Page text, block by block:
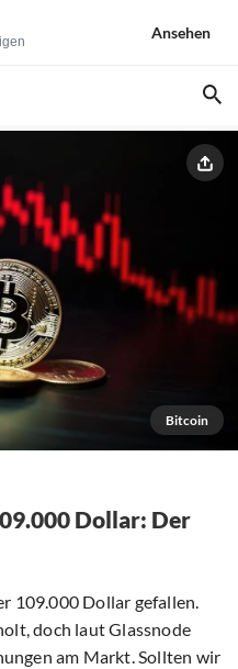
Ansehen
Bitcoin
Dollar: Der
109.000 Dollar gefallen.
doch laut Glassnode
am Markt. Sollten wir